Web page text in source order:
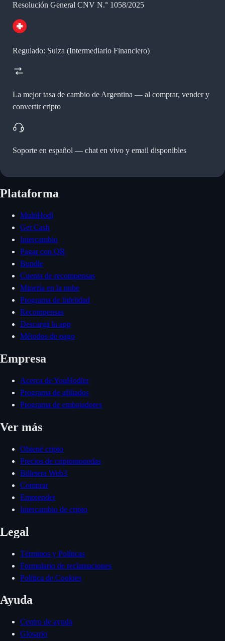
Resolución General CNV N.° 1058/2025
Regulado: Suiza (Intermediario Financiero)
La mejor tasa de cambio de Argentina — al comprar, vender y
convertir cripto
Soporte en español — chat en vivo y email disponibles
Plataforma
MultiHodl
Get Cash
Intercambio
Pagar con QR
Bundle
Cuenta de recompensas
Minería en la nube
Programa de fidelidad
Recompensas
Descargá la app
Métodos de pago
Empresa
Acerca de YouHodler
Programa de afiliados
Programa de embajadores
Ver más
Obtené cripto
Precios de criptomonedas
Billetera Web3
Comprar
Emprender
Intercambio de cripto
Legal
Términos y Políticas
Formulario de reclamaciones
Política de Cookies
Ayuda
Centro de ayuda
Glosario